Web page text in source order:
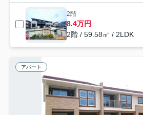
2階
8.4万円
2階 / 59.58㎡ / 2LDK
アパート